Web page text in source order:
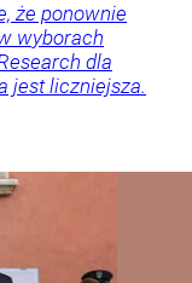
że ponownie
wyborach
dla
jest liczniejsza.